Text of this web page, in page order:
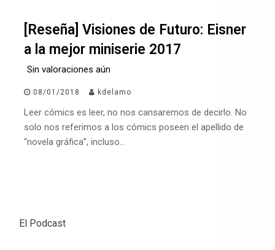
[Reseña] Visiones de Futuro: Eisner
a la mejor miniserie 2017
Sin valoraciones aún
08/01/2018 kdelamo
Leer cómics es leer, no nos cansaremos de decirlo. No
solo nos referimos a los cómics poseen el apellido de
“novela gráfica”, incluso…
El Podcast